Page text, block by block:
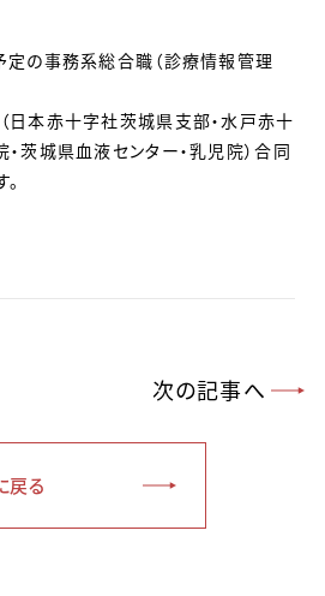
定の事務系総合職（診療情報管理
日本赤十字社茨城県支部・水戸赤十
茨城県血液センター・乳児院）合同
次の記事へ
戻る